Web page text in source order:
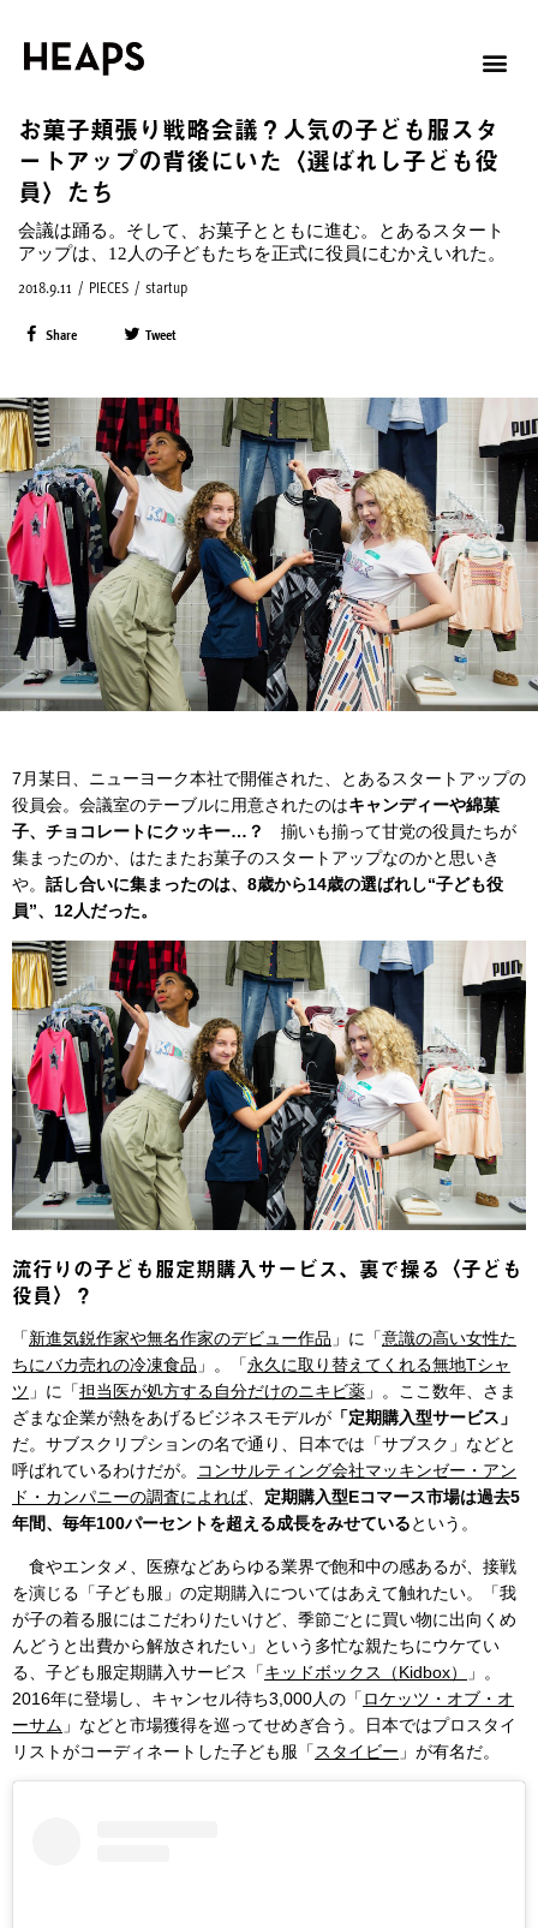
お菓子頬張り戦略会議？人気の子ども服スタ
ートアップの背後にいた〈選ばれし子ども役
員〉たち
会議は踊る。そして、お菓子とともに進む。とあるスタート
アップは、12人の子どもたちを正式に役員にむかえいれた。
2018.9.11 / PIECES / startup
Share Tweet
7月某日、ニューヨーク本社で開催された、とあるスタートアップの
役員会。会議室のテーブルに用意されたのはキャンディーや綿菓
子、チョコレートにクッキー…？ 揃いも揃って甘党の役員たちが
集まったのか、はたまたお菓子のスタートアップなのかと思いき
や。 話し合いに集まったのは、8歳から14歳の選ばれし“子ども役
員”、12人だった。
流行りの子ども服定期購入サービス、裏で操る〈子ども
役員〉？
「新進気鋭作家や無名作家のデビュー作品 」に「意識の高い女性た
ちにバカ売れの冷凍食品 」。「永久に取り替えてくれる無地Tシャ
ツ 」に「担当医が処方する自分だけのニキビ薬 」。ここ数年、さま
ざまな企業が熱をあげるビジネスモデルが 「定期購入型サービス」
だ。サブスクリプションの名で通り、日本では「サブスク」などと
呼ばれているわけだが。
コンサルティング会社マッキンゼー・アン
ド・カンパニーの調査によれば、 定期購入型Eコマース市場は過去5
年間、毎年100パーセントを超える成長をみせているという。
食やエンタメ、医療などあらゆる業界で飽和中の感あるが、接戦
を演じる「子ども服」の定期購入についてはあえて触れたい。「我
が子の着る服にはこだわりたいけど、季節ごとに買い物に出向くめ
んどうと出費から解放されたい」という多忙な親たちにウケてい
る、子ども服定期購入サービス「キッドボックス（Kidbox）
」。
2016年に登場し、キャンセル待ち3,000人の「 ロケッツ・オブ・オ
ーサム 」などと市場獲得を巡ってせめぎ合う。日本ではプロスタイ
リストがコーディネートした子ども服「 スタイビー 」が有名だ。